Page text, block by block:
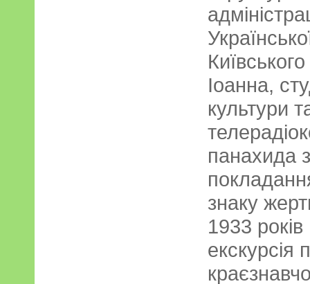
Іоанна,
культури
панахида
знаку
1933
екскурсія